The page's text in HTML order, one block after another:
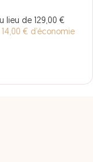
lieu de 129,00 €
14,00 € d’économie
Formule